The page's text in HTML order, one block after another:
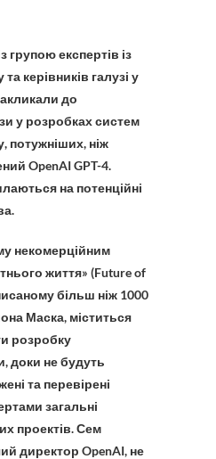
групою експертів із
керівників галузі у
до
у розробках систем
потужніших, ніж
OpenAI GPT-4.
на потенційні
некомерційним
життя» (Future of
більш ніж 1000
Маска, міститься
розробку
доки не будуть
та перевірені
загальні
проектів. Сем
директор OpenAI, не